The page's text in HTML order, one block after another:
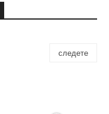
следете